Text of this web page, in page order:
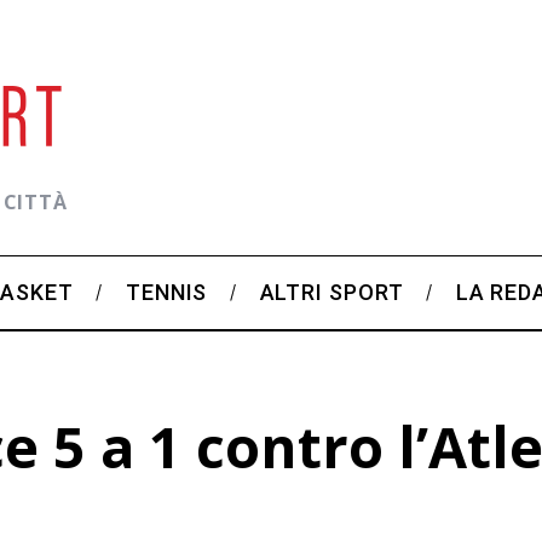
CITTÀ
TENNIS ALTRI SPORT LA
5 a 1 contro